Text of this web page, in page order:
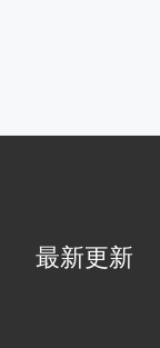
最新更新